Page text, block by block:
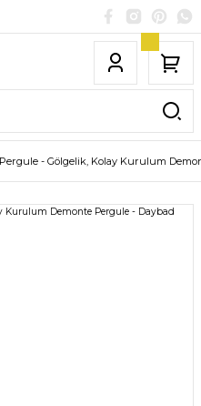
- Gölgelik, Kolay Kurulum